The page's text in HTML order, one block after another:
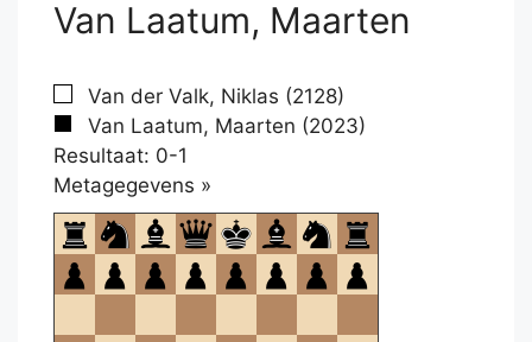
Van Laatum, Maarten
Van der Valk, Niklas (2128)
Van Laatum, Maarten (2023)
Resultaat: 0-1
Metagegevens »
om
te
openen.